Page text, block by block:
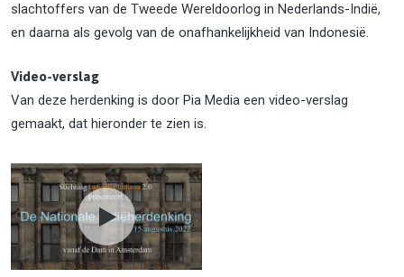
slachtoffers van de Tweede Wereldoorlog in Nederlands-Indië,
en daarna als gevolg van de onafhankelijkheid van Indonesië.
Video-verslag
Van deze herdenking is door Pia Media een video-verslag
gemaakt, dat hieronder te zien is.